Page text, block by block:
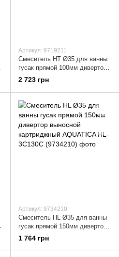
Артикул: 9719211
Смеситель HT Ø35 для ванны
гусак прямой 100мм дивертор
встроенный картриджный SS
AQUATICA T-2C171P (9719211)
2 723 грн
Артикул: 9734210
Смеситель HL Ø35 для ванны
гусак прямой 150мм дивертор
выносной картриджный
AQUATICA HL-3C130C
(9734210)
1 764 грн